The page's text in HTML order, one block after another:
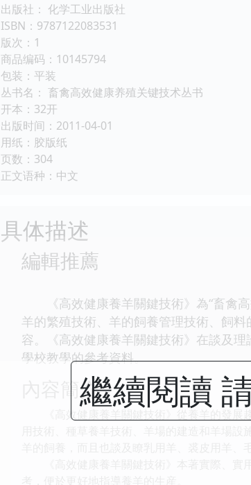
出版社： 化学工业出版社
ISBN：9787122083531
版次：1
商品编码：10145794
包装：平装
丛书名： 畜禽高效健康养殖关键技术丛书
开本：32开
出版时间：2011-04-01
用纸：胶版纸
页数：304
正文语种：中文
具体描述
編輯推薦
《高效健康養羊關鍵技術》為“畜禽高
羊的繁殖技術、羊的飼養管理技術、飼
容。《高效健康養羊關鍵技術》在談及
學校教學的參考資料。
內容簡介
《高效健康養羊關鍵技術》從養羊的發展趨
繼續閱讀